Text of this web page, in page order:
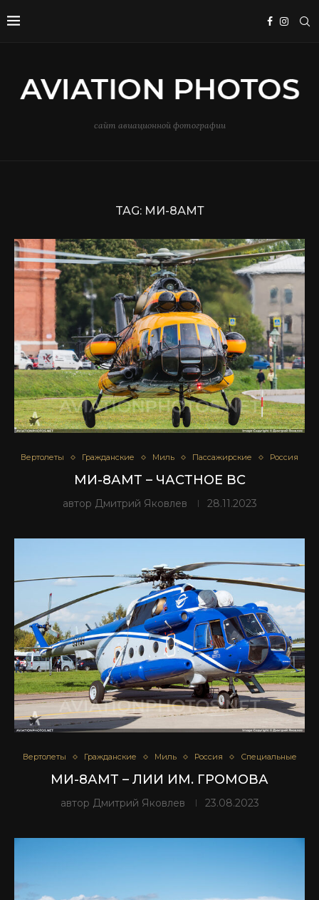
сайт авиационной фотографии
TAG: МИ-8АМТ
Вертолеты Гражданские Миль Пассажирские Россия
МИ-8АМТ – ЧАСТНОЕ ВС
автор Дмитрий Яковлев 28.11.2023
Вертолеты Гражданские Миль Россия Специальные
МИ-8АМТ – ЛИИ ИМ. ГРОМОВА
автор Дмитрий Яковлев 23.08.2023